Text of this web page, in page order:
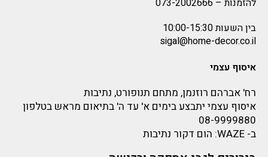
להזמנות – 073-2002666
בין השעות 10:00-15:30
sigal@home-decor.co.il
איסוף עצמי
רח' אברהם רוזנמן, מתחם תנופורט, נתיבות
איסוף עצמי יתבצע בימים א' עד ה' בתיאום מראש בטלפון
08-9999880
ב- WAZE: הום דקור נתיבות